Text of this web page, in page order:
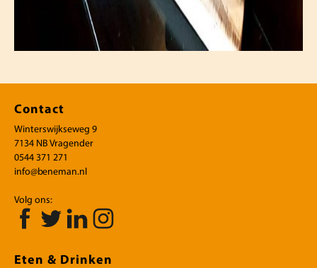
Contact
Winterswijkseweg 9
7134 NB Vragender
0544 371 271
info@beneman.nl
Volg ons:
Eten & Drinken